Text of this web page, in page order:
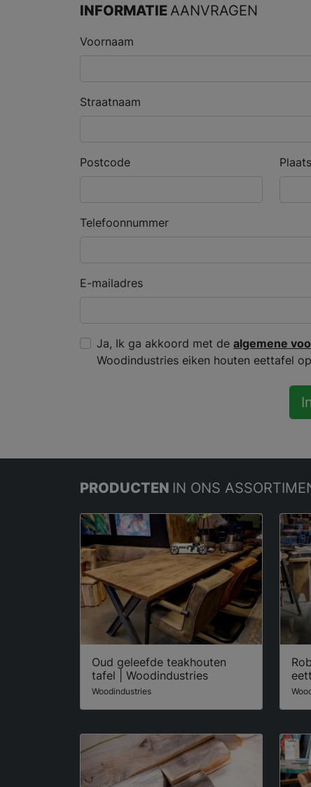
INFORMATIE AANVRAGEN
Voornaam
Straatnaam
Postcode Plaats
Telefoonnummer
E-mailadres
Ja, Ik ga akkoord met de algemene
Woodindustries eiken houten eettafel
PRODUCTEN IN ONS
Oud geleefde teakhouten
tafel | Woodindustries
Woodindustries